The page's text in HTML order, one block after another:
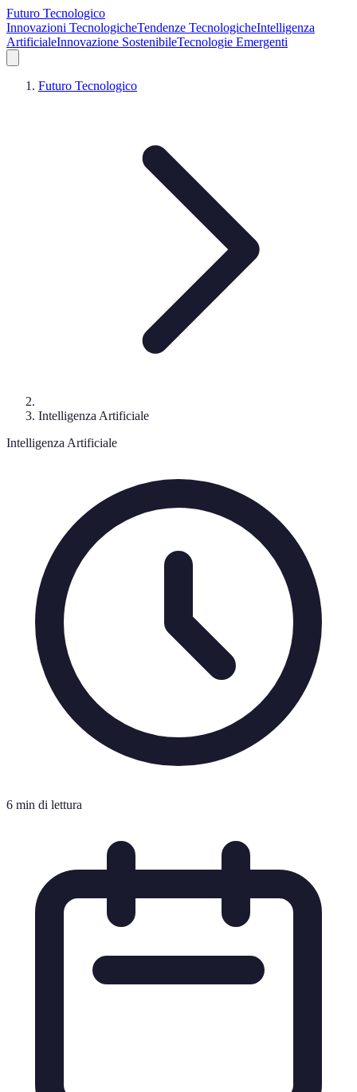
Futuro Tecnologico
Innovazioni TecnologicheTendenze TecnologicheIntelligenza
ArtificialeInnovazione SostenibileTecnologie Emergenti
Futuro Tecnologico
Intelligenza Artificiale
Intelligenza Artificiale
6 min di lettura